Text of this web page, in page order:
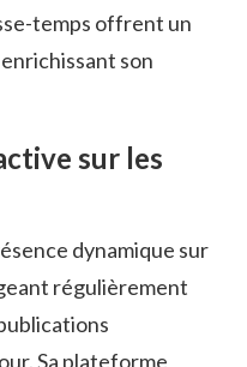
temps offrent un
son
sur les
dynamique sur
régulièrement
Sa plateforme